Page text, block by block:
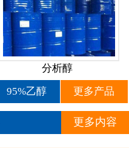
分析醇
95%乙醇 更多产品
更多内容